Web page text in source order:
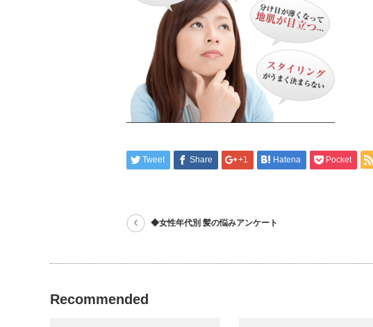
Tweet Share +1 Hatena Pocket
◆女性年代別 髪の悩みアンケート
Recommended